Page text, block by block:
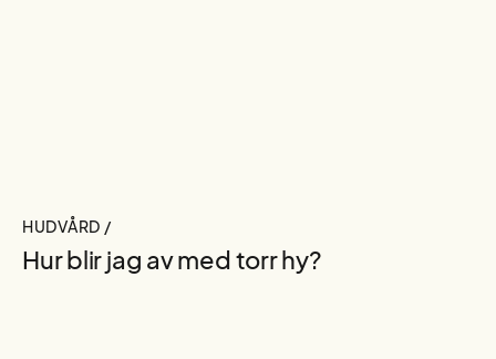
HUDVÅRD /
Hur blir jag av med torr hy?